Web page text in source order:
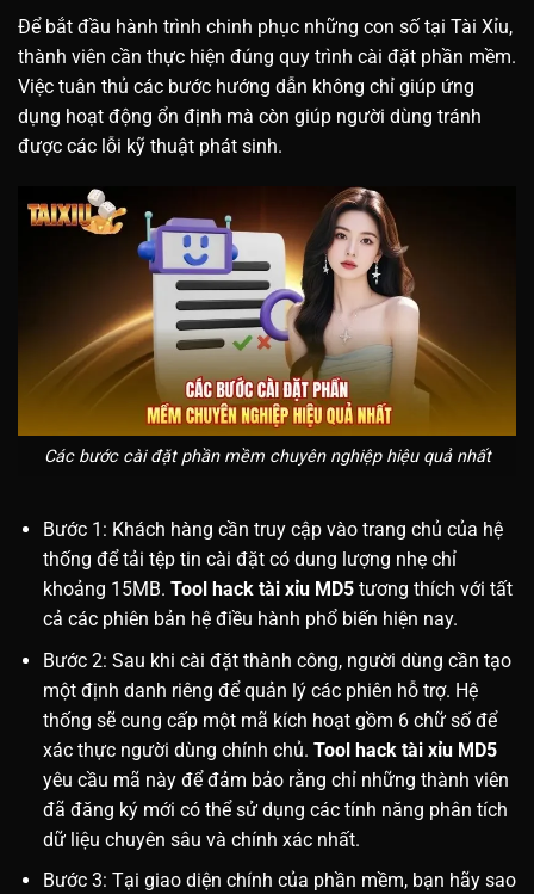
Để bắt đầu hành trình chinh phục những con số tại Tài Xỉu,
thành viên cần thực hiện đúng quy trình cài đặt phần mềm.
Việc tuân thủ các bước hướng dẫn không chỉ giúp ứng
dụng hoạt động ổn định mà còn giúp người dùng tránh
được các lỗi kỹ thuật phát sinh.
Các bước cài đặt phần mềm chuyên nghiệp hiệu quả nhất
Bước 1: Khách hàng cần truy cập vào trang chủ của hệ
thống để tải tệp tin cài đặt có dung lượng nhẹ chỉ
khoảng 15MB. Tool hack tài xỉu MD5tương thích với tất
cả các phiên bản hệ điều hành phổ biến hiện nay.
Bước 2: Sau khi cài đặt thành công, người dùng cần tạo
một định danh riêng để quản lý các phiên hỗ trợ. Hệ
thống sẽ cung cấp một mã kích hoạt gồm 6 chữ số để
xác thực người dùng chính chủ. Tool hack tài xỉu MD5
yêu cầu mã này để đảm bảo rằng chỉ những thành viên
đã đăng ký mới có thể sử dụng các tính năng phân tích
dữ liệu chuyên sâu và chính xác nhất.
Bước 3: Tại giao diện chính của phần mềm, bạn hãy sao